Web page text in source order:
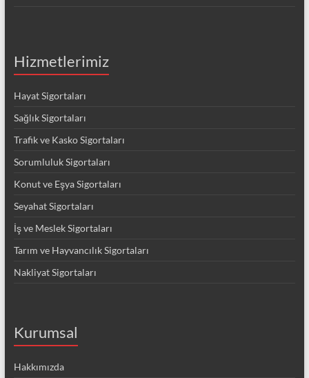
Hizmetlerimiz
Hayat Sigortaları
Sağlık Sigortaları
Trafik ve Kasko Sigortaları
Sorumluluk Sigortaları
Konut ve Eşya Sigortaları
Seyahat Sigortaları
İş ve Meslek Sigortaları
Tarım ve Hayvancılık Sigortaları
Nakliyat Sigortaları
Kurumsal
Hakkımızda